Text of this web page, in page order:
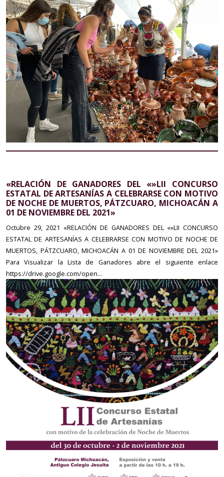
«RELACIÓN DE GANADORES DEL «»LII CONCURSO
ESTATAL DE ARTESANÍAS A CELEBRARSE CON MOTIVO
DE NOCHE DE MUERTOS, PÁTZCUARO, MICHOACÁN A
01 DE NOVIEMBRE DEL 2021»
Octubre 29, 2021 «RELACIÓN DE GANADORES DEL «»LII CONCURSO
ESTATAL DE ARTESANÍAS A CELEBRARSE CON MOTIVO DE NOCHE DE
MUERTOS, PÁTZCUARO, MICHOACÁN A 01 DE NOVIEMBRE DEL 2021»
Para Visualizar la Lista de Ganadores abre el siguiente enlace
https://drive.google.com/open...